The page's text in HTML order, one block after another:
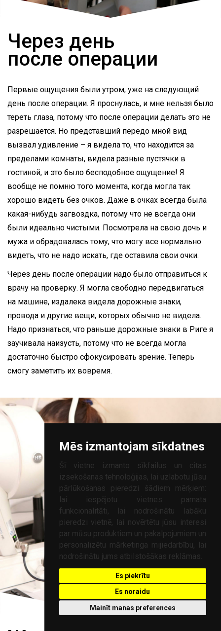
Mēs izmantojam sīkdatnes
Šī vietne izmanto sīkfailus un citas
izsekošanas tehnoloģijas, lai uzlabotu jūsu
pārlūkošanas pieredzi šādiem mērķiem:
lai iespējotu vietnes pamata
funkcionalitāti, lai nodrošinātu labāku
pieredzi vietnē, lai novērtētu jūsu interesi
par mūsu produktiem un pakalpojumiem un
personalizētu mārketinga mijiedarbību, lai
nodrošinātu jums atbilstošākas reklāmas.
Es piekrītu
Es noraidu
Mainīt manas preferences
Через день
после операции
Первые ощущения были утром, уже на следующий
день после операции. Я проснулась, и мне нельзя было
тереть глаза, потому что после операции делать это не
разрешается. Но представший передо мной вид
вызвал удивление – я видела то, что находится за
пределами комнаты, видела разные пустячки в
гостиной, и это было бесподобное ощущение! Я
вообще не помню того момента, когда могла так
хорошо видеть без очков. Даже в очках всегда была
какая-нибудь загвоздка, потому что не всегда они
были идеально чистыми. Посмотрела на свою дочь и
мужа и обрадовалась тому, что могу все нормально
видеть, что не надо искать, где оставила свои очки.
Через день после операции надо было отправиться к
врачу на проверку. Я могла свободно передвигаться
на машине, издалека видела дорожные знаки,
провода и другие вещи, которых обычно не видела.
Надо признаться, что раньше дорожные знаки в Риге я
заучивала наизусть, потому что не всегда могла
достаточно быстро сфокусировать зрение. Теперь
смогу заметить их вовремя.